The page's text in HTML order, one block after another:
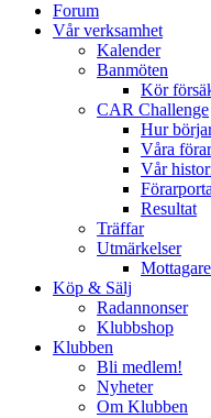
Forum
Vår verksamhet
Kalender
Banmöten
Kör
CAR Challenge
Hur
Våra
Vår
Resultat
Träffar
Utmärkelser
Köp & Sälj
Radannonser
Klubbshop
Klubben
Bli medlem!
Nyheter
Om Klubben